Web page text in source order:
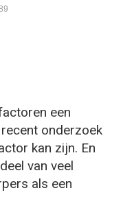
een
onderzoek
kan zijn. En
van veel
als een